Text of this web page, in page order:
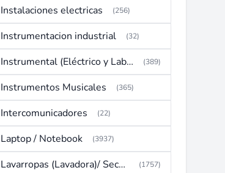
Instalaciones electricas (256)
Instrumentacion industrial (32)
Instrumental (Eléctrico y Laboratorio) (389)
Instrumentos Musicales (365)
Intercomunicadores (22)
Laptop / Notebook (3937)
Lavarropas (Lavadora)/ Secadoras (1757)